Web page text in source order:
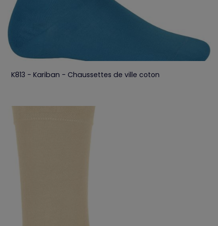
K813 - Kariban - Chaussettes de ville coton